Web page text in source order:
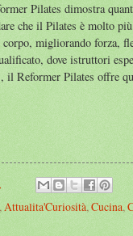
Pilates dimostra
che il Pilates è molto
migliorando forza,
dove istruttori
il Reformer Pilates offre
, Attualita'Curiosità, Cucina,